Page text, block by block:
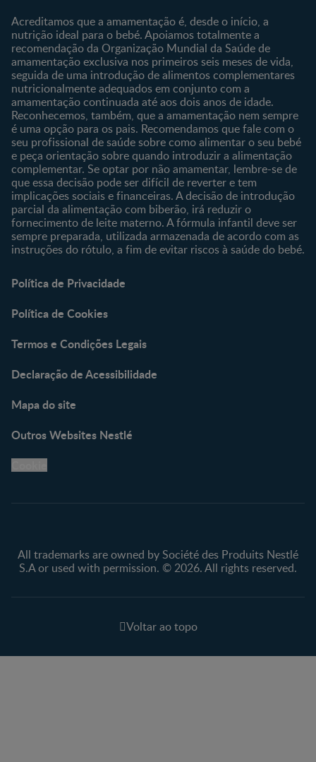
Sobre o Clube
Clube Bebé Nestlé
Entrar/Registe-se
Comprar
Os nossos produtos
As nossas marcas
Acreditamos que a amamentação é, desde o início, a
nutrição ideal para o bebé. Apoiamos totalmente a
recomendação da Organização Mundial da Saúde de
amamentação exclusiva nos primeiros seis meses de vida,
seguida de uma introdução de alimentos complementares
nutricionalmente adequados em conjunto com a
amamentação continuada até aos dois anos de idade.
Reconhecemos, também, que a amamentação nem sempre
é uma opção para os pais. Recomendamos que fale com o
seu profissional de saúde sobre como alimentar o seu bebé
e peça orientação sobre quando introduzir a alimentação
complementar. Se optar por não amamentar, lembre-se de
que essa decisão pode ser difícil de reverter e tem
implicações sociais e financeiras. A decisão de introdução
parcial da alimentação com biberão, irá reduzir o
fornecimento de leite materno. A fórmula infantil deve ser
sempre preparada, utilizada armazenada de acordo com as
instruções do rótulo, a fim de evitar riscos à saúde do bebé.
Política de Privacidade
Política de Cookies
Termos e Condições Legais
Declaração de Acessibilidade
Mapa do site
Outros Websites Nestlé
All trademarks are owned by Société des Produits Nestlé
S.A or used with permission. © 2026. All rights reserved.
Voltar ao topo